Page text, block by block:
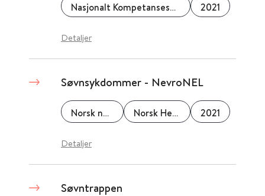
Nasjonalt Kompetansesenter for Søvnsykdommer (SOVno) 2021
Detaljer
Søvnsykdommer - NevroNEL
Norsk nevrologisk forening Norsk Helseinformatikk (NHI) 2021
Detaljer
Søvntrappen